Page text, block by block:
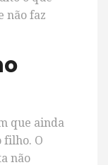
não faz
que ainda
filho. O
não